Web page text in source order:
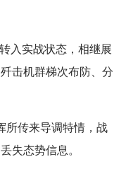
入实战状态，相继展
击机群梯次布防、分
所传来导调特情，战
失态势信息。